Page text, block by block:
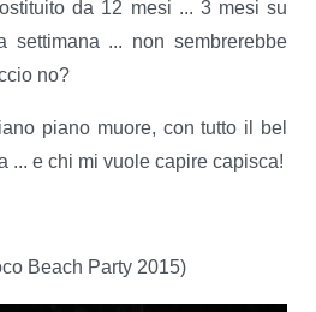
da 12 mesi ... 3 mesi su
... non sembrerebbe
no?
piano muore, con tutto il bel
... e chi mi vuole capire capisca!
Beach Party 2015)